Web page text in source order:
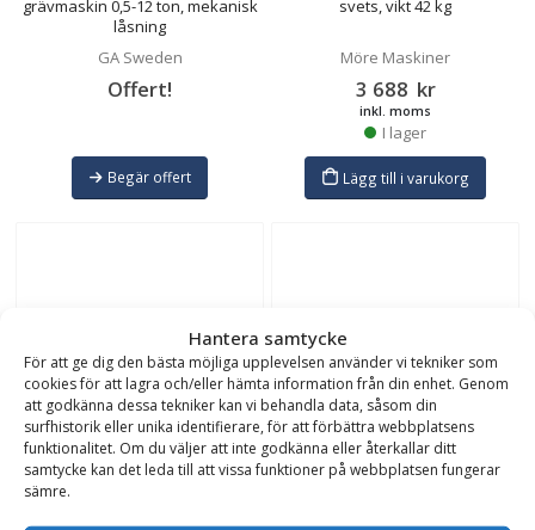
Hantera samtycke
För att ge dig den bästa möjliga upplevelsen använder vi tekniker som
cookies för att lagra och/eller hämta information från din enhet. Genom
att godkänna dessa tekniker kan vi behandla data, såsom din
surfhistorik eller unika identifierare, för att förbättra webbplatsens
funktionalitet. Om du väljer att inte godkänna eller återkallar ditt
samtycke kan det leda till att vissa funktioner på webbplatsen fungerar
sämre.
grävmaskin 0,5-12 ton, mekanisk
låsning
GA Sweden
Offert!
Begär offert
svets, vikt 42 kg
Möre Maskiner
3 688 kr
inkl. moms
I lager
Lägg till i varukorg
Redskapsfäste Oilquick – Stora
BM (redskapssida), för Volvo L35,
L50, L60, utrustad med 3e & 4e
funktion
Oilquick
Offert!
Adapter – Blank (maskinsida),
Stora BM (redskapssida),
hydraulisk låsning
Bala Agri
Offert!